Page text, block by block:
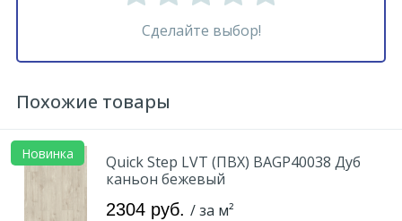
Сделайте выбор!
Похожие товары
Новинка
Quick Step LVT (ПВХ) BAGP40038 Дуб
каньон бежевый
2304 руб. / за м²